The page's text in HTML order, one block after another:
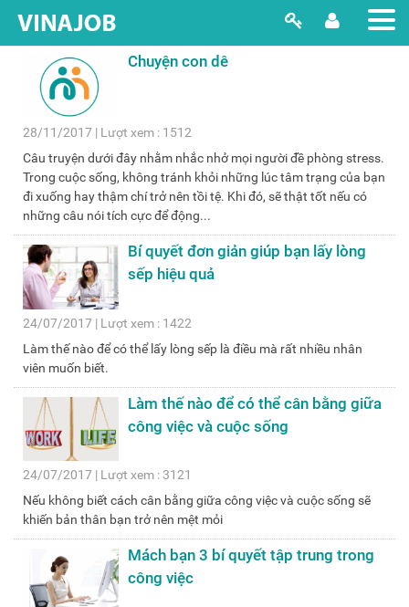
Chuyện con dê
28/11/2017 | Lượt xem : 1512
Câu truyện dưới đây nhằm nhắc nhở mọi người đề phòng stress.
Trong cuộc sống, không tránh khỏi những lúc tâm trạng của bạn
đi xuống hay thậm chí trở nên tồi tệ. Khi đó, sẽ thật tốt nếu có
những câu nói tích cực để động...
Bí quyết đơn giản giúp bạn lấy lòng
sếp hiệu quả
24/07/2017 | Lượt xem : 1422
Làm thế nào để có thể lấy lòng sếp là điều mà rất nhiều nhân
viên muốn biết.
Làm thế nào để có thể cân bằng giữa
công việc và cuộc sống
24/07/2017 | Lượt xem : 3121
Nếu không biết cách cân bằng giữa công việc và cuộc sống sẽ
khiến bản thân bạn trở nên mệt mỏi
Mách bạn 3 bí quyết tập trung trong
công việc